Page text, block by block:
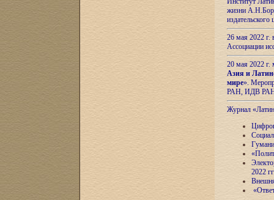
жизни
26 мая 2022
Ассоциации
20 мая 2022
Азия и
мире».
РАН, ИДВ
Журнал
2022